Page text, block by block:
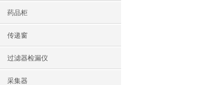
药品柜
传递窗
过滤器检漏仪
采集器